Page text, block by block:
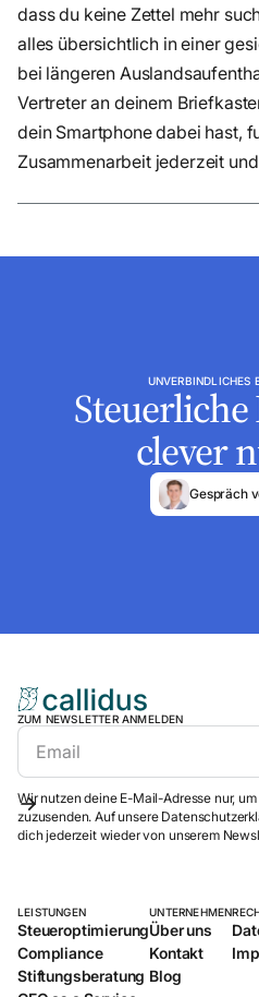
dass du keine Zettel mehr
alles übersichtlich in einer
bei längeren
Vertreter an deinem
dein Smartphone dabei hast,
Zusammenarbeit jederzeit
UNVERBINDLICHES
Steuerliche
clever
Gespräch
ZUM NEWSLETTER ANMELDEN
Wir nutzen deine E-Mail-Adresse nur,
zuzusenden. Auf unsere
dich jederzeit wieder von unserem
LEISTUNGEN
Steueroptimierung
Compliance
Stiftungsberatung
UNTERNEHMEN
Über uns
Kontakt
Blog